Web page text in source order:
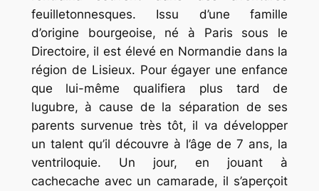
feuilletonnesques. Issu d’une famille
d’origine bourgeoise, né à Paris sous le
Directoire, il est élevé en Normandie dans la
région de Lisieux. Pour égayer une enfance
que lui-même qualifiera plus tard de
lugubre, à cause de la séparation de ses
parents survenue très tôt, il va développer
un talent qu’il découvre à l’âge de 7 ans, la
ventriloquie. Un jour, en jouant à
cachecache avec un camarade, il s’aperçoit